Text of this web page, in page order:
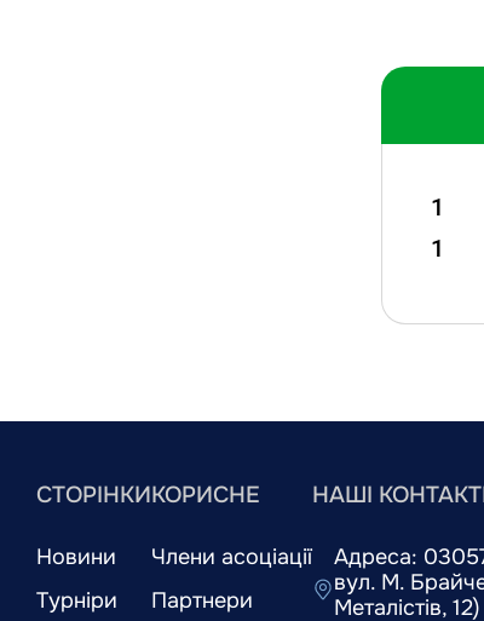
1
1
СТОРІНКИ
Новини
Турніри
КОРИСНЕ
Члени асоціації
Партнери
НАШІ
Адреса:
вул. М.
Металістів, 12)